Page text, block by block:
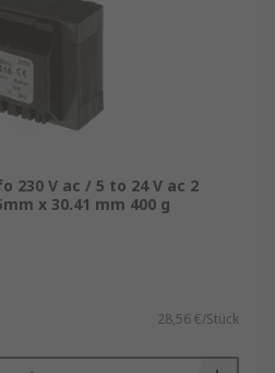
230 V ac / 5 to 24 V ac 2
x 30.41 mm 400 g
28,56 €/Stück